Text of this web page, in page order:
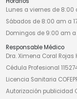
Lunes a viernes de
Sábados de 8:00 am a
Domingos de 9:00 am a
Responsable Médico
Dra. Ximena Coral Rojas
Cédula Profesional
Licencia Sanitaria
Autorización publicidad